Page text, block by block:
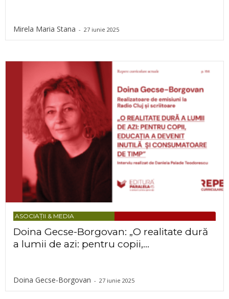
Mirela Maria Stana - 27 iunie 2025
ASOCIAȚII & MEDIA
Doina Gecse-Borgovan: „O realitate dură
a lumii de azi: pentru copii,...
Doina Gecse-Borgovan - 27 iunie 2025